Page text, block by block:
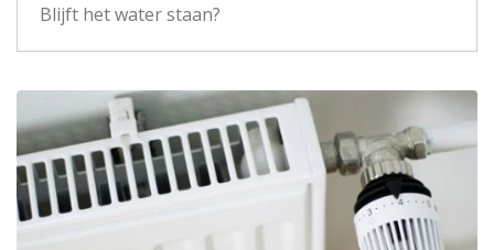
Blijft het water staan?